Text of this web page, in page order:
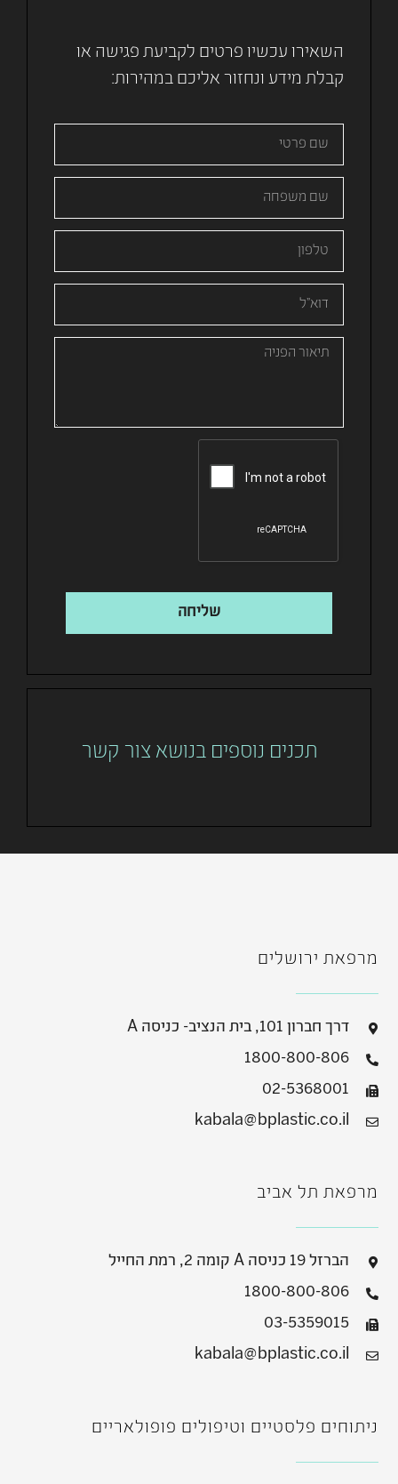
השאירו עכשיו פרטים לקביעת פגישה או
קבלת מידע ונחזור אליכם במהירות:
שליחה
תכנים נוספים בנושא צור קשר
מרפאת ירושלים
דרך חברון 101, בית הנציב- כניסה A
1800-800-806
02-5368001
kabala@bplastic.co.il
מרפאת תל אביב
הברזל 19 כניסה A קומה 2, רמת החייל
1800-800-806
03-5359015
kabala@bplastic.co.il
ניתוחים פלסטיים וטיפולים פופולאריים